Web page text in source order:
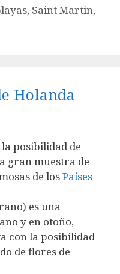
, Saint Martin,
Holanda
posibilidad de
gran muestra de
de losPaíses
es una
y en otoño,
con la posibilidad
de flores de